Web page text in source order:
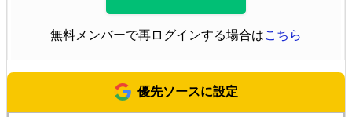
無料メンバーで再ログインする場合はこちら
優先ソースに設定